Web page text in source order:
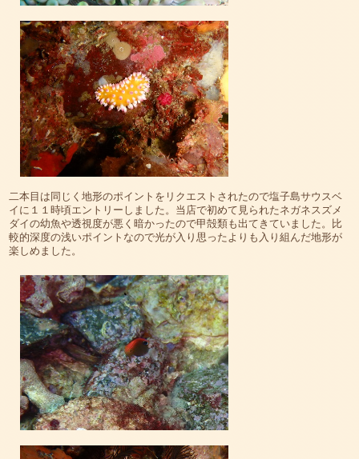
二本目は同じく地形のポイントをリクエストされたので塩子島サウスベ
イに１１時頃エントリーしました。当店で初めて見られたネガネスズメ
ダイの幼魚や透視度が悪く暗かったので甲殻類も出てきていました。比
較的深度の浅いポイントなので光が入り思ったよりも入り組んだ地形が
楽しめました。